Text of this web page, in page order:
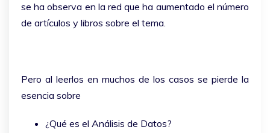
se ha observa en la red que ha aumentado el número
de artículos y libros sobre el tema.
Pero al leerlos en muchos de los casos se pierde la
esencia sobre
¿Qué es el Análisis de Datos?